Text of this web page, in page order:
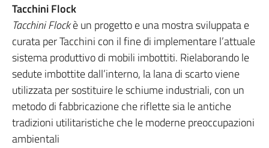
Tacchini Flock
Tacchini Flockè un progetto e una mostra sviluppata e
curata per Tacchini con il fine di implementare l’attuale
sistema produttivo di mobili imbottiti. Rielaborando le
sedute imbottite dall’interno, la lana di scarto viene
utilizzata per sostituire le schiume industriali, con un
metodo di fabbricazione che riflette sia le antiche
tradizioni utilitaristiche che le moderne preoccupazioni
ambientali